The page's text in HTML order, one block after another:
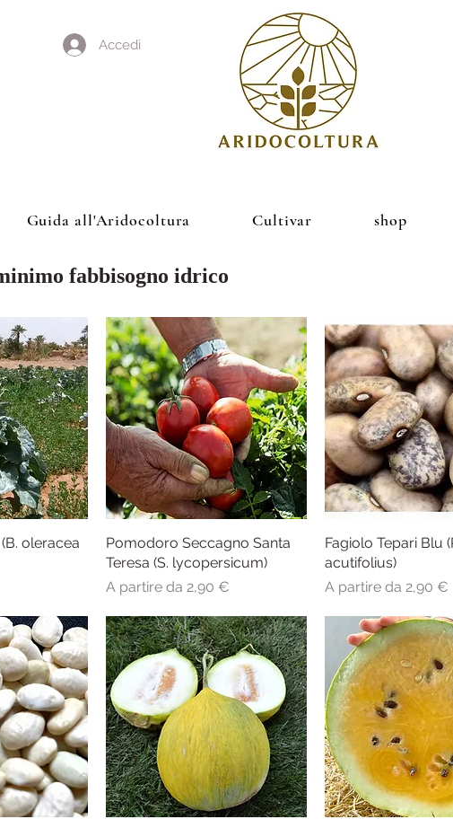
Accedi
fabbisogno idrico
oleracea
Vista rapida
Pomodoro Seccagno Santa
Teresa (S. lycopersicum)
A partire da 2,90 €
Prezzo scontato
Vista
Fagiolo Tepari Blu
acutifolius)
A partire da 2,90 €
Prezzo scontato
Guida all'Aridocoltura Cultivar shop